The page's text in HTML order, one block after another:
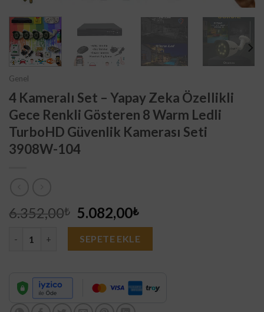
Genel
4 Kameralı Set – Yapay Zeka Özellikli
Gece Renkli Gösteren 8 Warm Ledli
TurboHD Güvenlik Kamerası Seti
3908W-104
6.352,00₺ Orijinal
fiyat:
6.352,00₺.
5.082,00₺Şu
andaki
fiyat:
5.082,00₺.
4 Kameralı Set - Yapay Zeka Özellikli Gece Renkli Gösteren 8
SEPETE EKLE